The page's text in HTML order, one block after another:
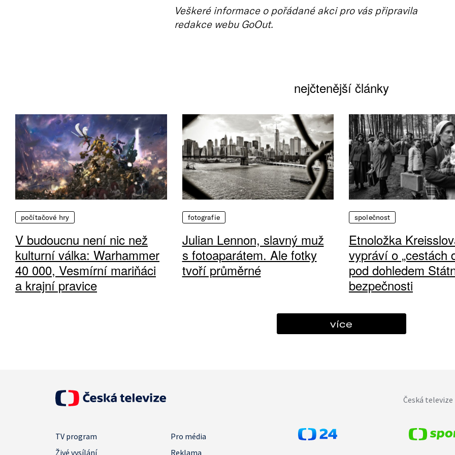
Veškeré informace o pořádané akci pro vás připravila
redakce webu GoOut.
nejčtenější články
počítačové hry
V budoucnu není nic než
kulturní válka: Warhammer
40 000, Vesmírní mariňáci
a krajní pravice
fotografie
Julian Lennon, slavný muž
s fotoaparátem. Ale fotky
tvoří průměrné
společnost
Etnoložka
vypráví o „cestách
pod dohledem
bezpečnosti
více
Česká
TV program
Pro média
Živé vysílání
Reklama